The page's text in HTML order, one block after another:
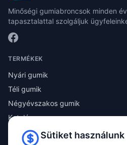
Minőségi gumiabroncsok minden
tapasztalattal szolgáljuk
TERMÉKEK
Nyári gumik
Téli gumik
Négyévszakos gumik
Katalógus
Összes termékSütiket használunk